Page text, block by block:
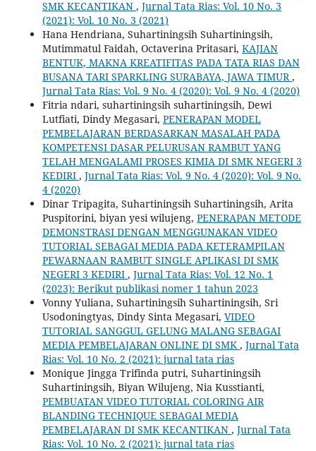
SMK KECANTIKAN , Jurnal Tata Rias: Vol. 10 No. 3
(2021): Vol. 10 No. 3 (2021)
Hana Hendriana, Suhartiningsih Suhartiningsih,
Mutimmatul Faidah, Octaverina Pritasari, KAJIAN
BENTUK, MAKNA KREATIFITAS PADA TATA RIAS DAN
BUSANA TARI SPARKLING SURABAYA, JAWA TIMUR,
Jurnal Tata Rias: Vol. 9 No. 4 (2020): Vol. 9 No. 4 (2020)
Fitria ndari, suhartiningsih suhartiningsih, Dewi
Lutfiati, Dindy Megasari, PENERAPAN MODEL
PEMBELAJARAN BERDASARKAN MASALAH PADA
KOMPETENSI DASAR PELURUSAN RAMBUT YANG
TELAH MENGALAMI PROSES KIMIA DI SMK NEGERI 3
KEDIRI , Jurnal Tata Rias: Vol. 9 No. 4 (2020): Vol. 9 No.
4 (2020)
Dinar Tripagita, Suhartiningsih Suhartiningsih, Arita
Puspitorini, biyan yesi wilujeng, PENERAPAN METODE
DEMONSTRASI DENGAN MENGGUNAKAN VIDEO
TUTORIAL SEBAGAI MEDIA PADA KETERAMPILAN
PEWARNAAN RAMBUT SINGLE APLIKASI DI SMK
NEGERI 3 KEDIRI , Jurnal Tata Rias: Vol. 12 No. 1
(2023): Berikut publikasi nomer 1 tahun 2023
Vonny Yuliana, Suhartiningsih Suhartiningsih, Sri
Usodoningtyas, Dindy Sinta Megasari, VIDEO
TUTORIAL SANGGUL GELUNG MALANG SEBAGAI
MEDIA PEMBELAJARAN ONLINE DI SMK , Jurnal Tata
Rias: Vol. 10 No. 2 (2021): jurnal tata rias
Monique Jingga Trifinda putri, Suhartiningsih
Suhartiningsih, Biyan Wilujeng, Nia Kusstianti,
PEMBUATAN VIDEO TUTORIAL COLORING AIR
BLANDING TECHNIQUE SEBAGAI MEDIA
PEMBELAJARAN DI SMK KECANTIKAN , Jurnal Tata
Rias: Vol. 10 No. 2 (2021): jurnal tata rias